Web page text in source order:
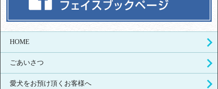
HOME
ごあいさつ
愛犬をお預け頂くお客様へ